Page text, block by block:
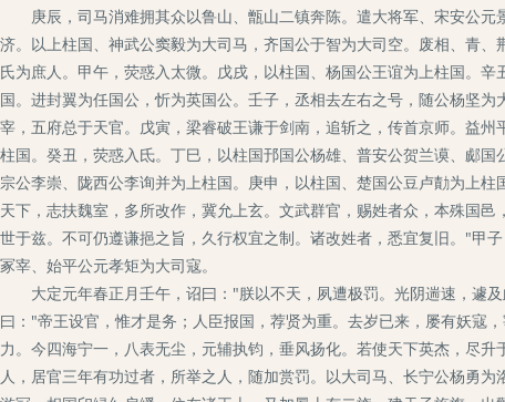
庚辰，司马消难拥其众以鲁山、甑山二镇奔陈。遣大将军、宋安公元
济。以上柱国、神武公窦毅为大司马，齐国公于智为大司空。废相、青
氏为庶人。甲午，荧惑入太微。戊戌，以柱国、杨国公王谊为上柱国。
国。进封翼为任国公，忻为英国公。壬子，丞相去左右之号，随公杨坚
宰，五府总于天官。戊寅，梁睿破王谦于剑南，追斩之，传首京师。益
柱国。癸丑，荧惑入氐。丁巳，以柱国邘国公杨雄、普安公贺兰谟、郕
宗公李崇、陇西公李询并为上柱国。庚申，以柱国、楚国公豆卢勣为上柱
天下，志扶魏室，多所改作，冀允上玄。文武群官，赐姓者众，本殊国
世于兹。不可仍遵谦挹之旨，久行权宜之制。诸改姓者，悉宜复旧。"甲
冢宰、始平公元孝矩为大司寇。
大定元年春正月壬午，诏曰："朕以不天，夙遭极罚。光阴遄速，遽及
曰："帝王设官，惟才是务；人臣报国，荐贤为重。去岁已来，屡有妖寇
力。今四海宁一，八表无尘，元辅执钧，垂风扬化。若使天下英杰，尽
人，居官三年有功过者，所举之人，随加赏罚。以大司马、长宁公杨勇